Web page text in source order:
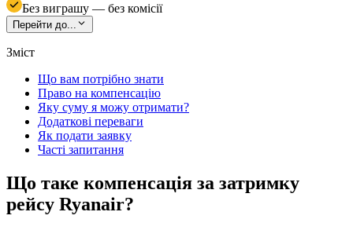
Без виграшу — без комісії
Перейти до...
Зміст
Що вам потрібно знати
Право на компенсацію
Яку суму я можу отримати?
Додаткові переваги
Як подати заявку
Часті запитання
Що таке компенсація за затримку
рейсу Ryanair?